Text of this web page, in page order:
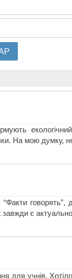
На мою думку,
завжди є
для учнів.